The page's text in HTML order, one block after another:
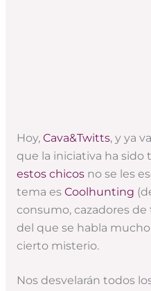
Hoy, Cava&Twitts, y ya
que la iniciativa ha sido
estos chicosno se les
tema es Coolhunting
consumo, cazadores
del que se habla
cierto misterio.
Nos desvelarán todos